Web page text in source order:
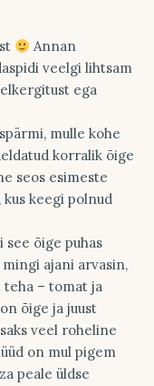
Annan
veelgi lihtsam
ega
mulle kohe
korralik õige
seos esimeste
keegi polnud
õige puhas
ajani arvasin,
– tomat ja
õige ja juust
veel roheline
on mul pigem
peale üldse